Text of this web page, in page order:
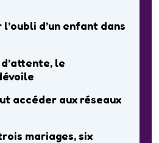
d’un enfant dans
le
accéder aux réseaux
mariages, six